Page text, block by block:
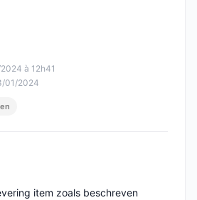
5
à 12h41
01/2024
5
item zoals beschreven